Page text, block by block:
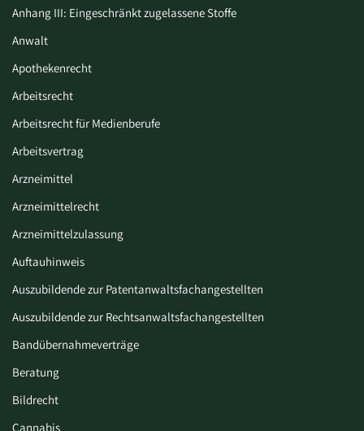
Anhang III: Eingeschränkt zugelassene Stoffe
Anwalt
Apothekenrecht
Arbeitsrecht
Arbeitsrecht für Medienberufe
Arbeitsvertrag
Arzneimittel
Arzneimittelrecht
Arzneimittelzulassung
Auftauhinweis
Auszubildende zur Patentanwaltsfachangestellten
Auszubildende zur Rechtsanwaltsfachangestellten
Bandübernahmeverträge
Beratung
Bildrecht
Cannabis